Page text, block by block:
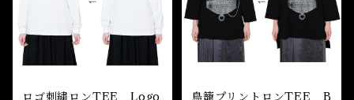
ロゴ刺繍ロンTEE Logo
鳥籠プリントロンTEE B